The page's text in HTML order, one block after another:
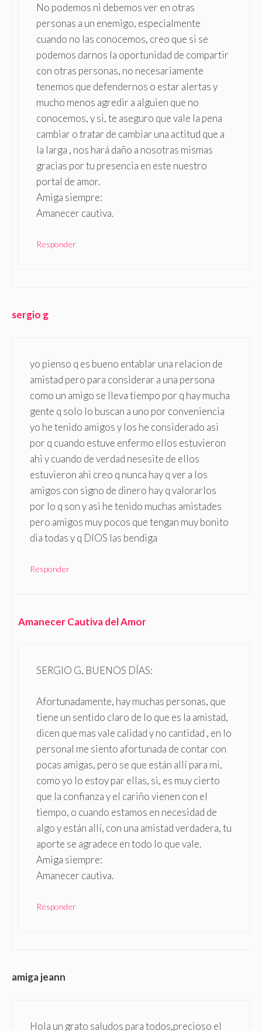
No podemos ni debemos ver en otras
personas a un enemigo, especialmente
cuando no las conocemos, creo que si se
podemos darnos la oportunidad de compartir
con otras personas, no necesariamente
tenemos que defendernos o estar alertas y
mucho menos agredir a alguien que no
conocemos, y si, te aseguro que vale la pena
cambiar o tratar de cambiar una actitud que a
la larga , nos hará daño a nosotras mismas
gracias por tu presencia en este nuestro
portal de amor.
Amiga siempre:
Amanecer cautiva.
Responder
sergio g
yo pienso q es bueno entablar una relacion de
amistad pero para considerar a una persona
como un amigo se lleva tiempo por q hay mucha
gente q solo lo buscan a uno por conveniencia
yo he tenido amigos y los he considerado asi
por q cuando estuve enfermo ellos estuvieron
ahi y cuando de verdad nesesite de ellos
estuvieron ahi creo q nunca hay q ver a los
amigos con signo de dinero hay q valorarlos
por lo q son y asi he tenido muchas amistades
pero amigos muy pocos que tengan muy bonito
dia todas y q DIOS las bendiga
Responder
Amanecer Cautiva del Amor
SERGIO G, BUENOS DÍAS:
Afortunadamente, hay muchas personas, que
tiene un sentido claro de lo que es la amistad,
dicen que mas vale calidad y no cantidad , en lo
personal me siento afortunada de contar con
pocas amigas, pero se que están allí para mi,
como yo lo estoy par ellas, si, es muy cierto
que la confianza y el cariño vienen con el
tiempo, o cuando estamos en necesidad de
algo y están allí, con una amistad verdadera, tu
aporte se agradece en todo lo que vale.
Amiga siempre:
Amanecer cautiva.
Responder
amiga jeann
Hola un grato saludos para todos,precioso el